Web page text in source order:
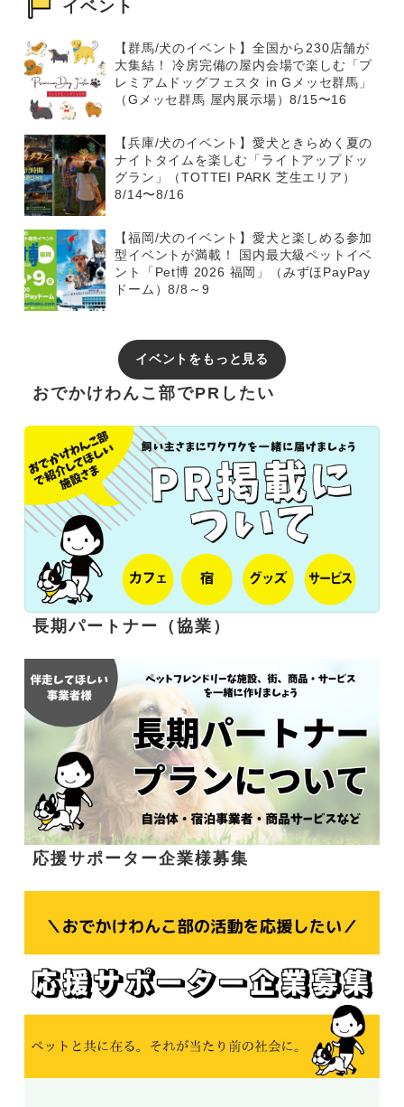
イベント
【群馬/犬のイベント】全国から230店舗が
大集結！ 冷房完備の屋内会場で楽しむ「プ
レミアムドッグフェスタ in Gメッセ群馬」
（Gメッセ群馬 屋内展示場）8/15〜16
【兵庫/犬のイベント】愛犬ときらめく夏の
ナイトタイムを楽しむ「ライトアップドッ
グラン」（TOTTEI PARK 芝生エリア）
8/14〜8/16
【福岡/犬のイベント】愛犬と楽しめる参加
型イベントが満載！ 国内最大級ペットイベ
ント「Pet博 2026 福岡」（みずほPayPay
ドーム）8/8～9
イベントをもっと見る
おでかけわんこ部でPRしたい
長期パートナー（協業）
応援サポーター企業様募集